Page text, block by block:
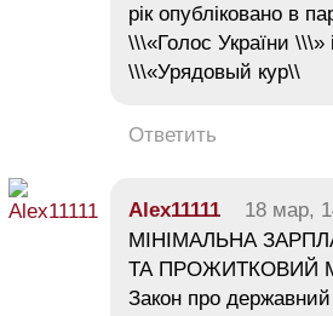
рік опубліковано в
\\\«Голос України \\\» і
\\\«Урядовый кур\\
Ответить
Alex11111 18 мар,
МІНІМАЛЬНА
ТА ПРОЖИТКОВИЙ
Закон про